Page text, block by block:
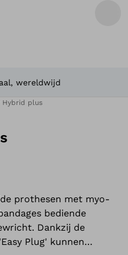
wereldwijd
Hybrid plus
prothesen met myo-
bediende
Dankzij de
Plug' kunnen